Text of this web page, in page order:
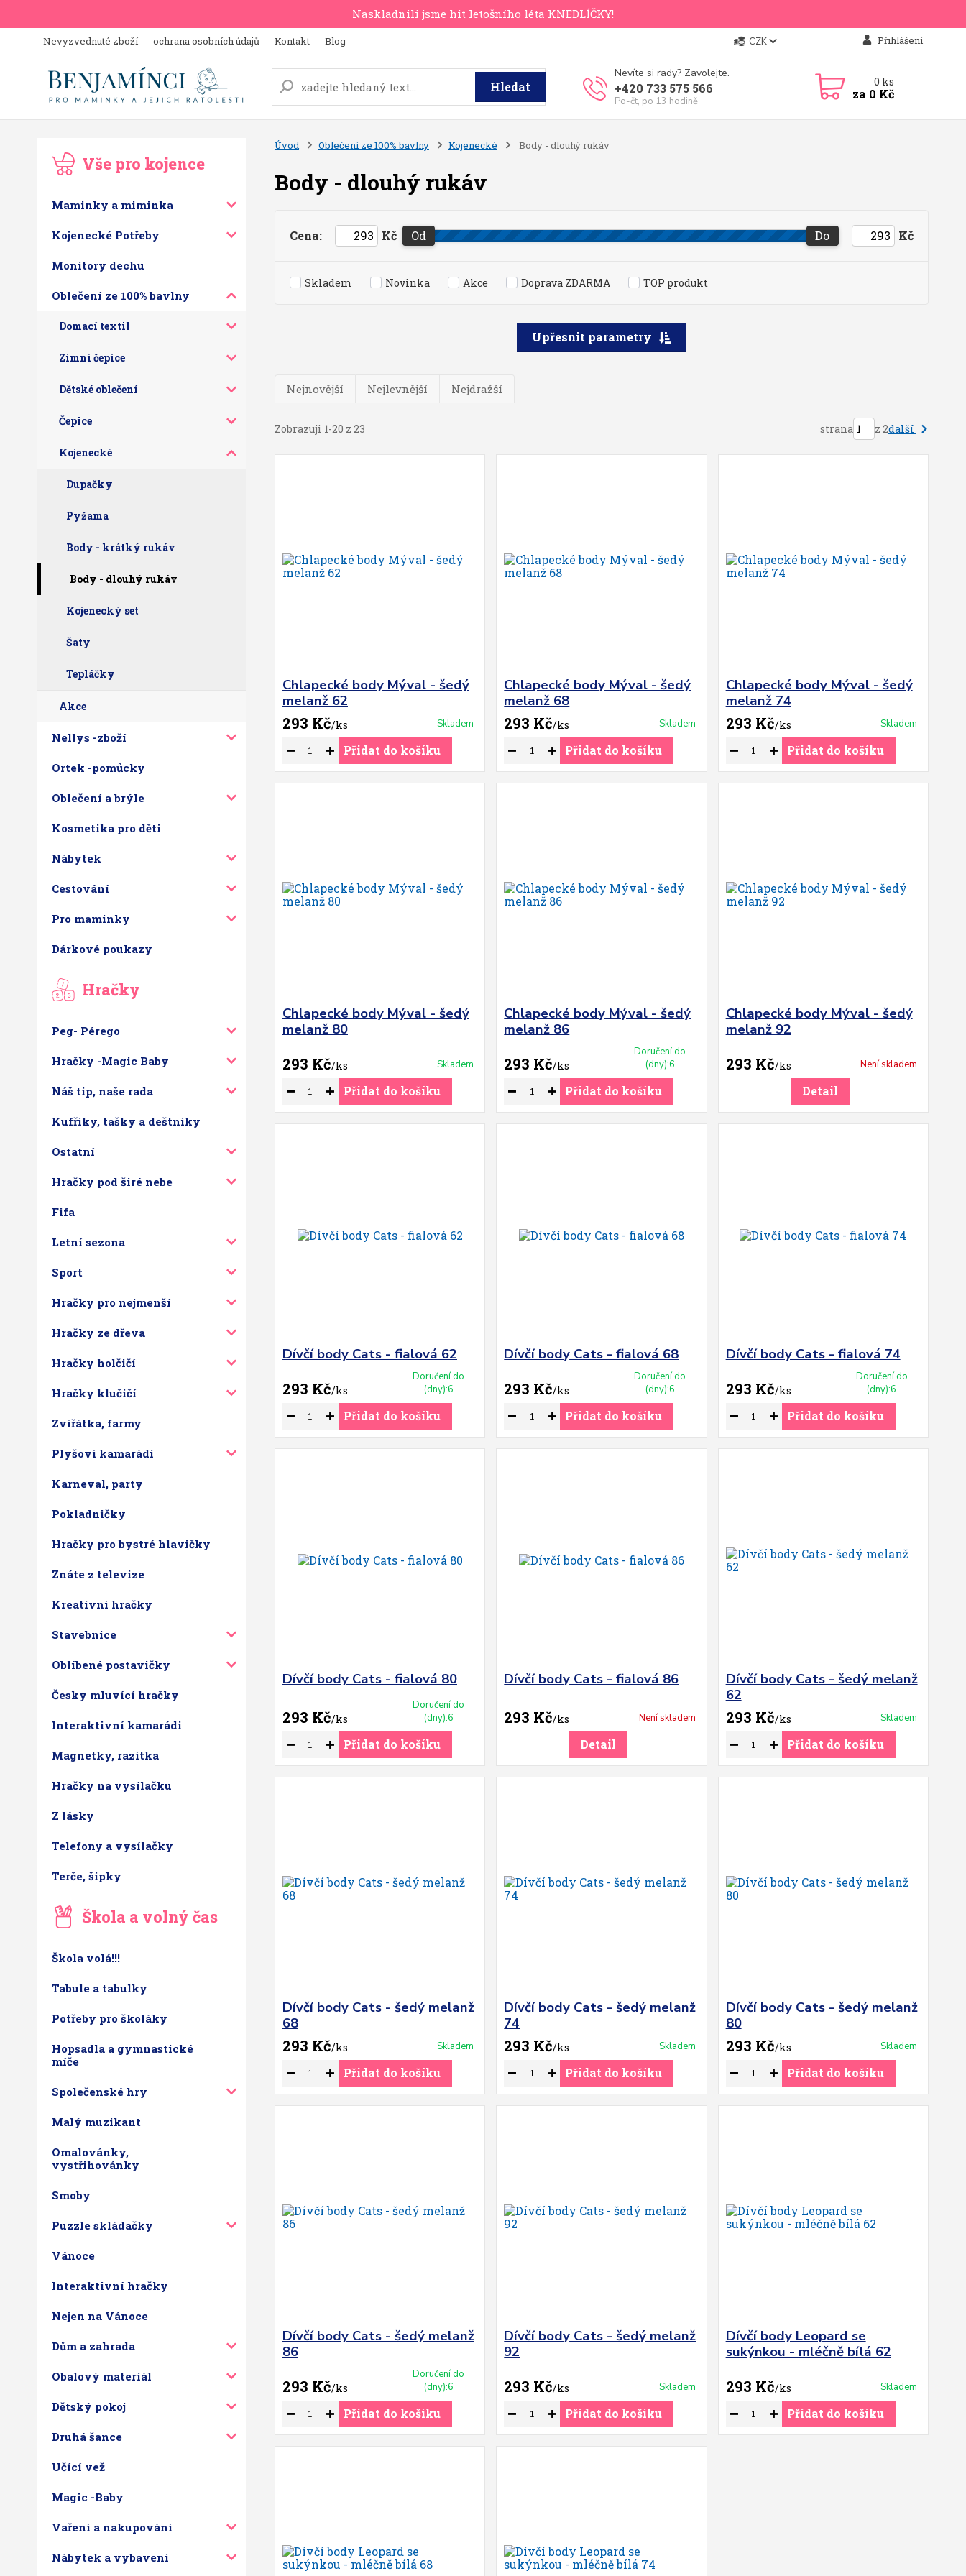
Naskladnili jsme hit letošního léta KNEDLÍČKY!
Nevyzvednuté zboží ochrana osobních údajů Kontakt Blog CZK Přihlášení
Hledat
Nevíte si rady? Zavolejte.
+420 733 575 566
Po-čt, po 13 hodině
0 ks
za 0 Kč
Vše pro kojence
Maminky a miminka
Kojenecké Potřeby
Monitory dechu
Oblečení ze 100% bavlny
Domací textil
Zimní čepice
Dětské oblečení
Čepice
Kojenecké
Dupačky
Pyžama
Body - krátký rukáv
Body - dlouhý rukáv
Kojenecký set
Šaty
Tepláčky
Akce
Nellys -zboží
Ortek -pomůcky
Oblečení a brýle
Kosmetika pro děti
Nábytek
Cestování
Pro maminky
Dárkové poukazy
Hračky
Peg- Pérego
Hračky -Magic Baby
Náš tip, naše rada
Kufříky, tašky a deštníky
Ostatní
Hračky pod širé nebe
Fifa
Letní sezona
Sport
Hračky pro nejmenší
Hračky ze dřeva
Hračky holčičí
Hračky klučičí
Zvířátka, farmy
Plyšoví kamarádi
Karneval, party
Pokladničky
Hračky pro bystré hlavičky
Znáte z televize
Kreativní hračky
Stavebnice
Oblíbené postavičky
Česky mluvící hračky
Interaktivní kamarádi
Magnetky, razítka
Hračky na vysílačku
Z lásky
Telefony a vysílačky
Terče, šipky
Škola a volný čas
Škola volá!!!
Tabule a tabulky
Potřeby pro školáky
Hopsadla a gymnastické
míče
Společenské hry
Malý muzikant
Omalovánky,
vystřihovánky
Smoby
Puzzle skládačky
Vánoce
Interaktivní hračky
Nejen na Vánoce
Dům a zahrada
Obalový materiál
Dětský pokoj
Druhá šance
Učící vež
Magic -Baby
Vaření a nakupování
Nábytek a vybavení
Úvod Oblečení ze 100% bavlny Kojenecké Body - dlouhý rukáv
Body - dlouhý rukáv
Upřesnit parametry
Cena: Kč Od Do Kč
Skladem Novinka Akce Doprava ZDARMA TOP produkt
Nejnovější Nejlevnější Nejdražší
Zobrazuji 1-20 z 23 strana z 2další
Chlapecké body Mýval - šedý
melanž 62
293 Kč/ks Skladem
Přidat do košíku
Chlapecké body Mýval - šedý
melanž 68
293 Kč/ks Skladem
Přidat do košíku
Chlapecké body Mýval - šedý
melanž 74
293 Kč/ks Skladem
Přidat do košíku
Chlapecké body Mýval - šedý
melanž 80
293 Kč/ks Skladem
Přidat do košíku
Chlapecké body Mýval - šedý
melanž 86
293 Kč/ks
Doručení do
(dny):6
Přidat do košíku
Chlapecké body Mýval - šedý
melanž 92
293 Kč/ks Není skladem
Detail
Dívčí body Cats - fialová 62
293 Kč/ks
Doručení do
(dny):6
Přidat do košíku
Dívčí body Cats - fialová 68
293 Kč/ks
Doručení do
(dny):6
Přidat do košíku
Dívčí body Cats - fialová 74
293 Kč/ks
Doručení do
(dny):6
Přidat do košíku
Dívčí body Cats - fialová 80
293 Kč/ks
Doručení do
(dny):6
Přidat do košíku
Dívčí body Cats - fialová 86
293 Kč/ks Není skladem
Detail
Dívčí body Cats - šedý melanž
62
293 Kč/ks Skladem
Přidat do košíku
Dívčí body Cats - šedý melanž
68
293 Kč/ks Skladem
Přidat do košíku
Dívčí body Cats - šedý melanž
74
293 Kč/ks Skladem
Přidat do košíku
Dívčí body Cats - šedý melanž
80
293 Kč/ks Skladem
Přidat do košíku
Dívčí body Cats - šedý melanž
86
293 Kč/ks
Doručení do
(dny):6
Přidat do košíku
Dívčí body Cats - šedý melanž
92
293 Kč/ks Skladem
Přidat do košíku
Dívčí body Leopard se
sukýnkou - mléčně bílá 62
293 Kč/ks Skladem
Přidat do košíku